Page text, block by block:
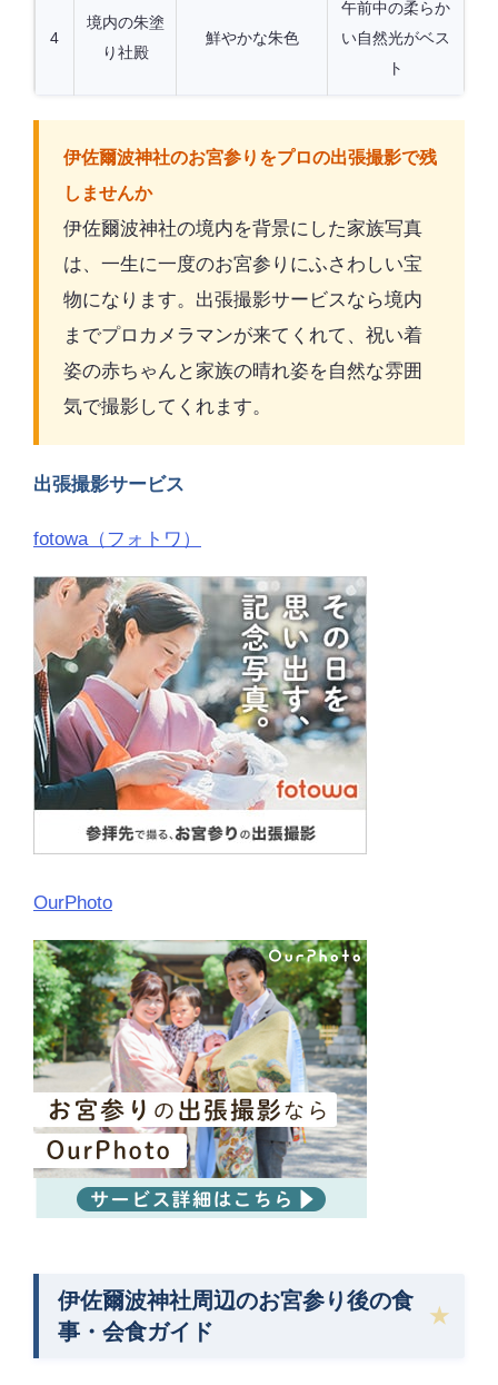
4
境内の朱塗
り社殿
鮮やかな朱色
午前中の柔らか
い自然光がベス
ト
伊佐爾波神社のお宮参りをプロの出張撮影で残
しませんか
伊佐爾波神社の境内を背景にした家族写真
は、一生に一度のお宮参りにふさわしい宝
物になります。出張撮影サービスなら境内
までプロカメラマンが来てくれて、祝い着
姿の赤ちゃんと家族の晴れ姿を自然な雰囲
気で撮影してくれます。
出張撮影サービス
fotowa（フォトワ）
OurPhoto
伊佐爾波神社周辺のお宮参り後の食
事・会食ガイド